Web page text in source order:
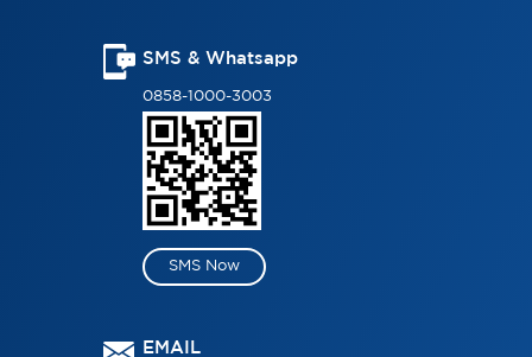
SMS & Whatsapp
0858-1000-3003
SMS Now
EMAIL